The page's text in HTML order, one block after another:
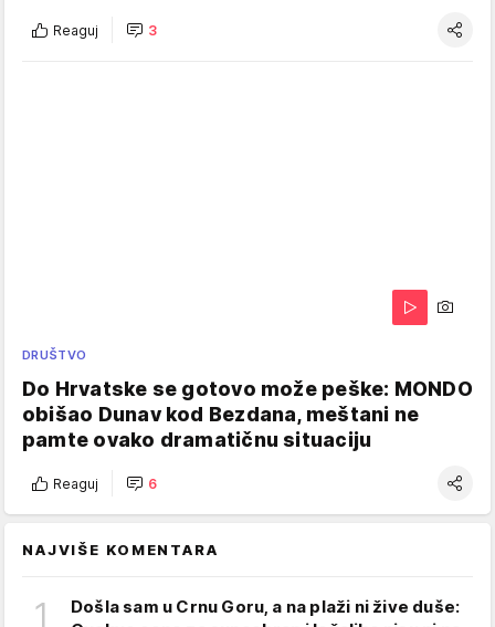
Reaguj 3
DRUŠTVO
Do Hrvatske se gotovo može peške: MONDO
obišao Dunav kod Bezdana, meštani ne
pamte ovako dramatičnu situaciju
Reaguj 6
NAJVIŠE KOMENTARA
1
Došla sam u Crnu Goru, a na plaži ni žive duše: